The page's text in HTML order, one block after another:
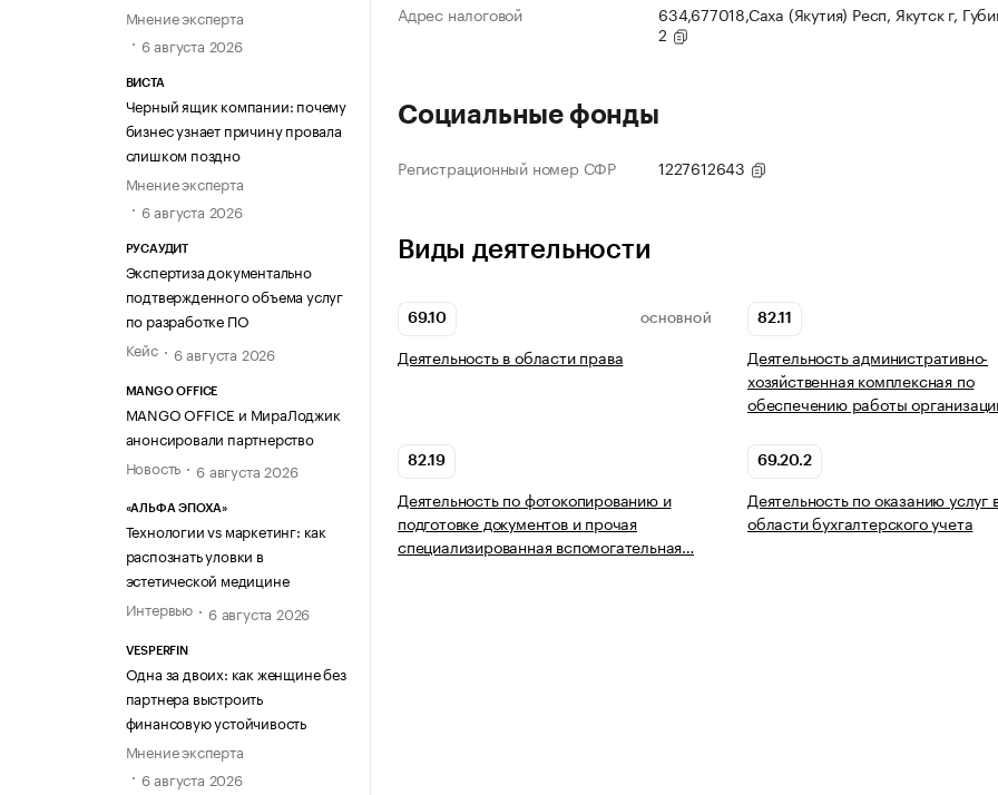
Мнение эксперта
6 августа 2026
ВИСТА
Черный ящик компании: почему
бизнес узнает причину провала
слишком поздно
Мнение эксперта
6 августа 2026
РУСАУДИТ
Экспертиза документально
подтвержденного объема услуг
по разработке ПО
Кейс
6 августа 2026
MANGO OFFICE
MANGO OFFICE и МираЛоджик
анонсировали партнерство
Новость
6 августа 2026
«АЛЬФА ЭПОХА»
Технологии vs маркетинг: как
распознать уловки в
эстетической медицине
Интервью
6 августа 2026
VESPERFIN
Одна за двоих: как женщине без
партнера выстроить
финансовую устойчивость
Мнение эксперта
6 августа 2026
Адрес налоговой
634,677018,Саха (Якутия) Респ, Якутск г,
2
Социальные фонды
Регистрационный номер СФР 1227612643
Виды деятельности
69.10 ОСНОВНОЙ
Деятельность в области права
82.11
Деятельность административно-
хозяйственная комплексная по
обеспечению работы
82.19
Деятельность по фотокопированию и
подготовке документов и прочая
специализированная вспомогательная…
69.20.2
Деятельность по оказанию услуг
области бухгалтерского учета